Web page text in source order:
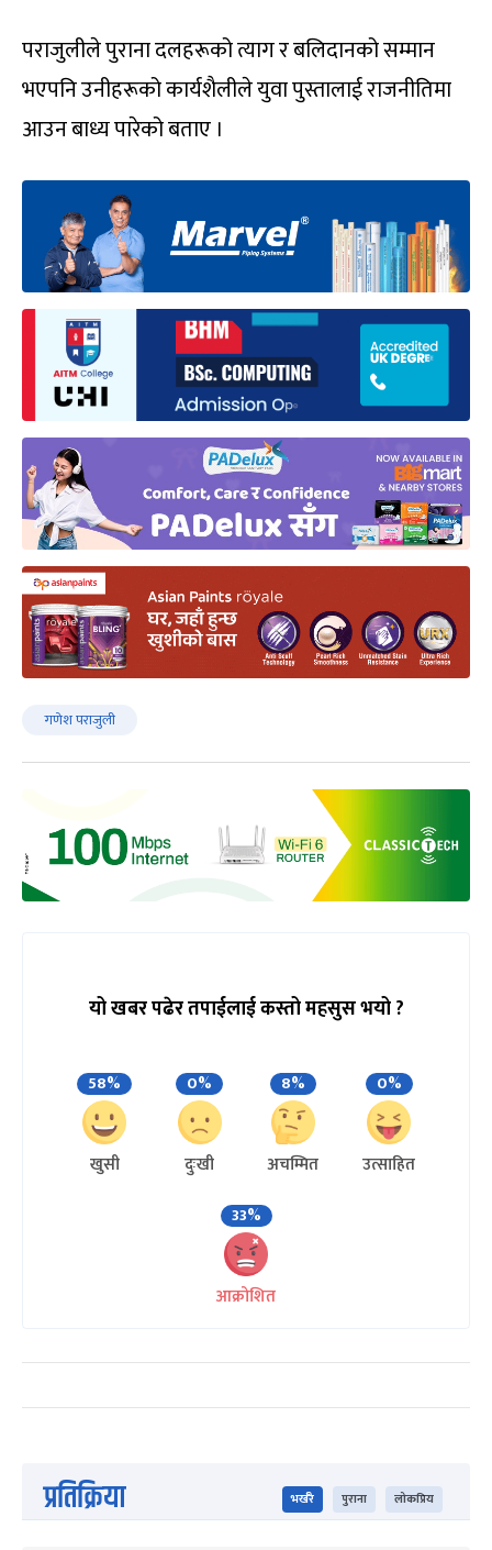
पराजुलीले पुराना दलहरूको त्याग र बलिदानको सम्मान
भएपनि उनीहरूको कार्यशैलीले युवा पुस्तालाई राजनीतिमा
आउन बाध्य पारेको बताए ।
गणेश पराजुली
यो खबर पढेर तपाईलाई कस्तो महसुस भयो ?
58%
खुसी
0%
दुःखी
8%
अचम्मित
0%
उत्साहित
33%
आक्रोशित
प्रतिक्रिया भर्खरै पुराना लोकप्रिय